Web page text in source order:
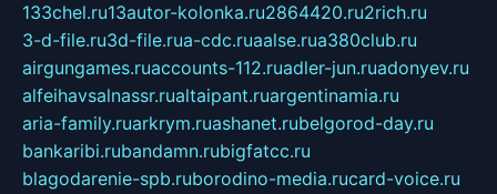
133chel.ru13autor-kolonka.ru2864420.ru2rich.ru
3-d-file.ru3d-file.rua-cdc.ruaalse.rua380club.ru
airgungames.ruaccounts-112.ruadler-jun.ruadonyev.ru
alfeihavsalnassr.rualtaipant.ruargentinamia.ru
aria-family.ruarkrym.ruashanet.rubelgorod-day.ru
bankaribi.rubandamn.rubigfatcc.ru
blagodarenie-spb.ruborodino-media.rucard-voice.ru